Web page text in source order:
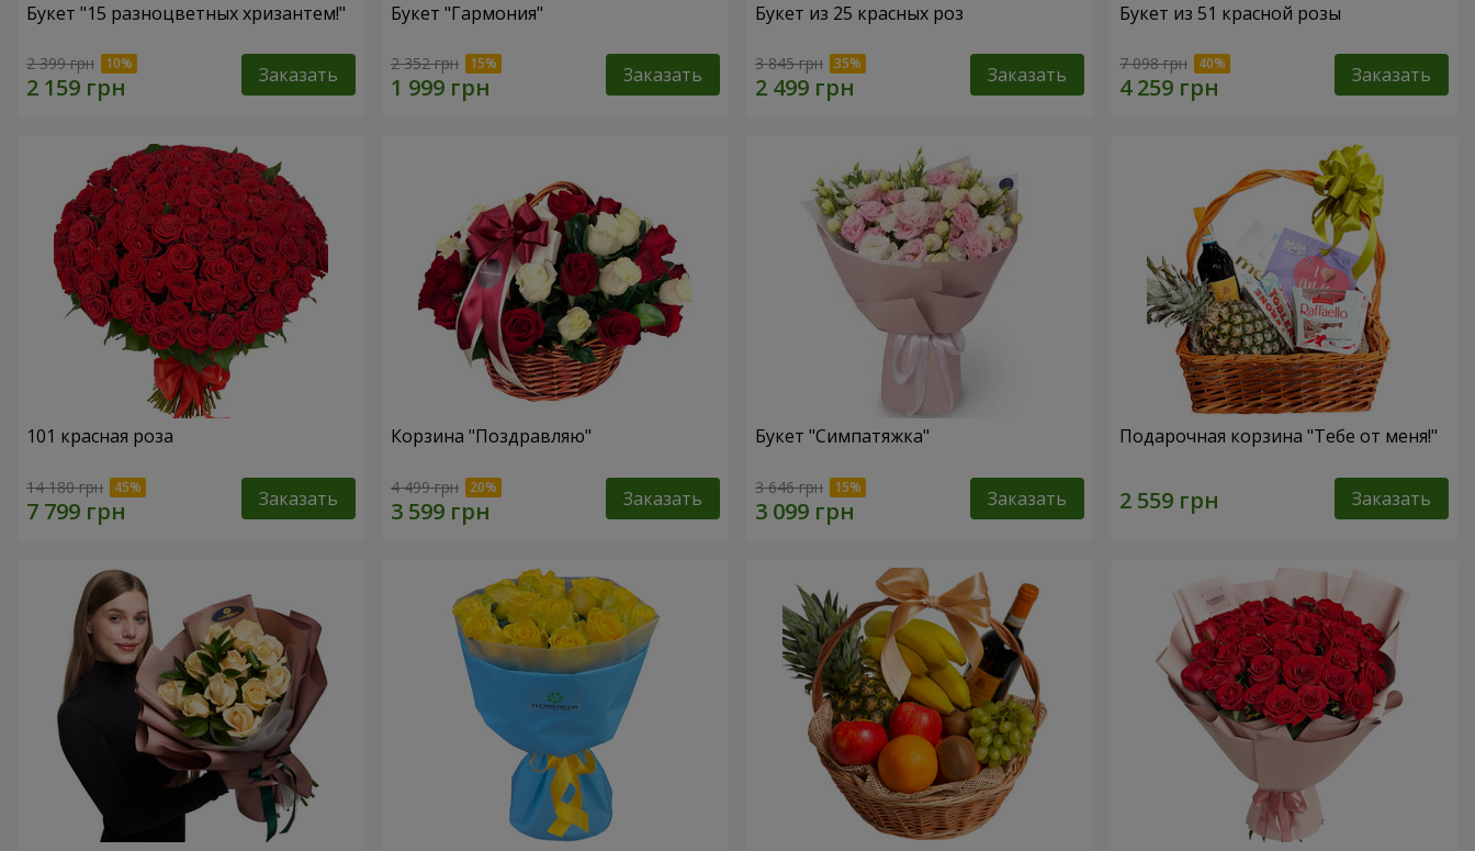
Букет "15 разноцветных хризантем!"
2 399 грн Заказать
Букет "Гармония"
2 352 грн Заказать
Букет из 25 красных роз
3 845 грн Заказать
Букет из 51 красной розы
7 098 грн Заказать
101 красная роза
14 180 грн Заказать
Корзина "Поздравляю"
4 499 грн Заказать
Букет "Симпатяжка"
3 646 грн Заказать
Подарочная корзина "Тебе от меня!"
Заказать